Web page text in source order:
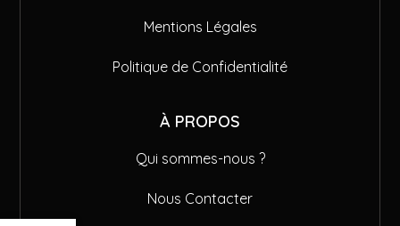
Mentions Légales
Politique de Confidentialité
À PROPOS
Qui sommes-nous ?
Nous Contacter